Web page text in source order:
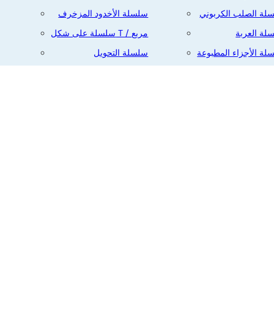
سلسلة الأخدود المزخرف
سلسلة على شكل T / مربع
سلسلة التحويل
الصلب الكربوني
العربة
الأجزاء المطبوعة
البريد